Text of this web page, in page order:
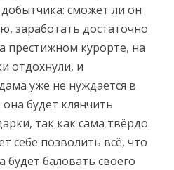
сможет ли он
заработать достаточно
престижном курорте, на
отдохнули, и
уже не нуждается в
будет клянчить
так как сама твёрдо
себе позволить всё, что
будет баловать своего